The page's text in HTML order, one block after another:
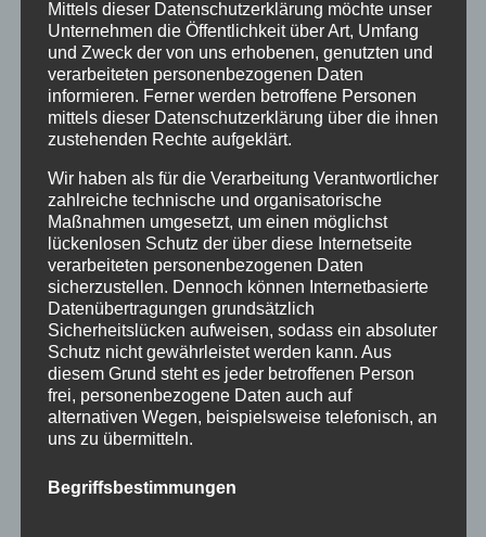
Mai 2016
März 2016
Februar 2016
Januar 2016
November 2015
September 2015
August 2015
Juli 2015
Juni 2015
Schlagworte
allgäu Allgäuer Festwoche
angebote aus holz ausstellung
Mittels dieser Datenschutzerklärung möchte unser
Unternehmen die Öffentlichkeit über Art, Umfang
und Zweck der von uns erhobenen, genutzten und
verarbeiteten personenbezogenen Daten
informieren. Ferner werden betroffene Personen
mittels dieser Datenschutzerklärung über die ihnen
zustehenden Rechte aufgeklärt.
Wir haben als für die Verarbeitung Verantwortlicher
zahlreiche technische und organisatorische
Maßnahmen umgesetzt, um einen möglichst
lückenlosen Schutz der über diese Internetseite
verarbeiteten personenbezogenen Daten
sicherzustellen. Dennoch können Internetbasierte
Datenübertragungen grundsätzlich
Sicherheitslücken aufweisen, sodass ein absoluter
Schutz nicht gewährleistet werden kann. Aus
diesem Grund steht es jeder betroffenen Person
frei, personenbezogene Daten auch auf
alternativen Wegen, beispielsweise telefonisch, an
uns zu übermitteln.
Begriffsbestimmungen